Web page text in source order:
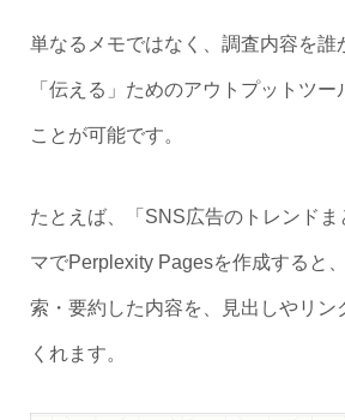
単なるメモではなく、調査内容を誰
「伝える」ためのアウトプットツー
ことが可能です。
たとえば、「SNS広告のトレンドま
マでPerplexity Pagesを作成すると
索・要約した内容を、見出しやリン
くれます。